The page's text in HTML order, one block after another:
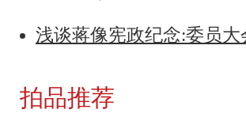
浅谈蒋像宪政纪念:委员
拍品推荐